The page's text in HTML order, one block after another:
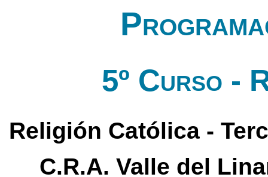
5º Curso -
Religión Católica -
C.R.A. Valle del